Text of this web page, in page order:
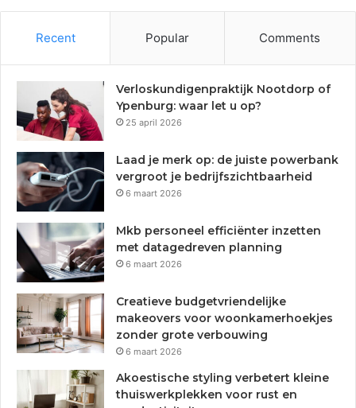
Recent Popular Comments
Verloskundigenpraktijk Nootdorp of
Ypenburg: waar let u op?
25 april 2026
Laad je merk op: de juiste powerbank
vergroot je bedrijfszichtbaarheid
6 maart 2026
Mkb personeel efficiënter inzetten
met datagedreven planning
6 maart 2026
Creatieve budgetvriendelijke
makeovers voor woonkamerhoekjes
zonder grote verbouwing
6 maart 2026
Akoestische styling verbetert kleine
thuiswerkplekken voor rust en